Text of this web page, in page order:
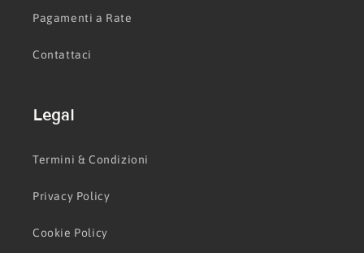
Pagamenti a Rate
Contattaci
Legal
Termini & Condizioni
Privacy Policy
Cookie Policy